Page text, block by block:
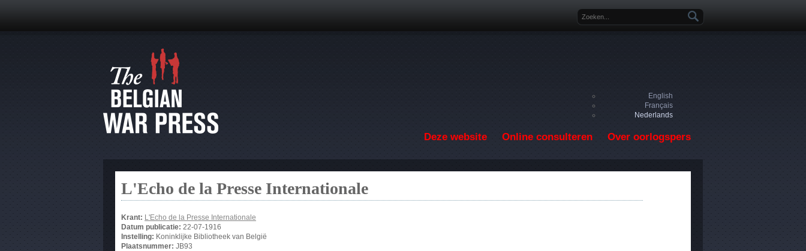
Zoekveld
English
Français
Nederlands
Deze website Online consulteren Over oorlogspers
L'Echo de la Presse Internationale
Krant: L'Echo de la Presse Internationale
Datum publicatie: 22-07-1916
Instelling: Koninklijke Bibliotheek van België
Plaatsnummer: JB93